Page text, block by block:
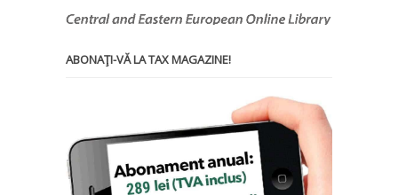
ABONAŢI-VĂ LA TAX MAGAZINE!